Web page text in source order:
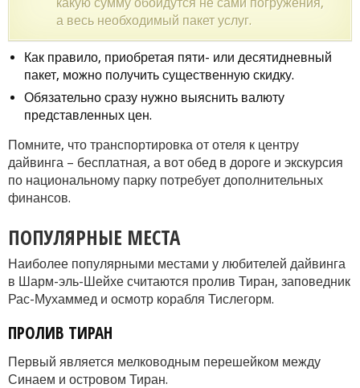
а весь необходимый пакет услуг.
Как правило, приобретая пяти- или десятидневный
пакет, можно получить существенную скидку.
Обязательно сразу нужно выяснить валюту
представленных цен.
Помните, что транспортировка от отеля к центру
дайвинга – бесплатная, а вот обед в дороге и экскурсия
по национальному парку потребует дополнительных
финансов.
ПОПУЛЯРНЫЕ МЕСТА
Наиболее популярными местами у любителей дайвинга
в Шарм-эль-Шейхе считаются пролив Тиран, заповедник
Рас-Мухаммед и осмотр корабля Тислегорм.
ПРОЛИВ ТИРАН
Первый является мелководным перешейком между
Синаем и островом Тиран.